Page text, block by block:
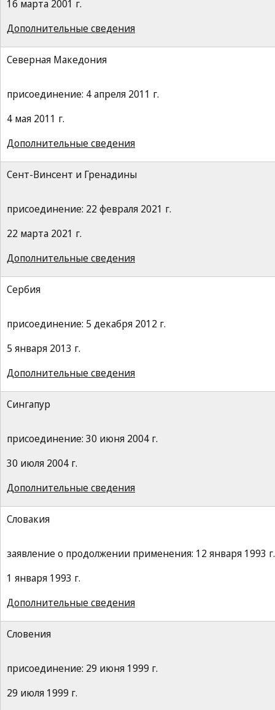
16 марта 2001 г.
Дополнительные сведения
Северная Македония
присоединение: 4 апреля 2011 г.
4 мая 2011 г.
Дополнительные сведения
Сент-Винсент и Гренадины
присоединение: 22 февраля 2021 г.
22 марта 2021 г.
Дополнительные сведения
Сербия
присоединение: 5 декабря 2012 г.
5 января 2013 г.
Дополнительные сведения
Сингапур
присоединение: 30 июня 2004 г.
30 июля 2004 г.
Дополнительные сведения
Словакия
заявление о продолжении применения: 12 января 1993 г.
1 января 1993 г.
Дополнительные сведения
Словения
присоединение: 29 июня 1999 г.
29 июля 1999 г.